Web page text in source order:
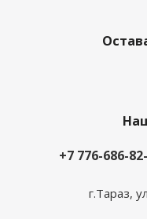
+7 776-686-
г.Тараз,